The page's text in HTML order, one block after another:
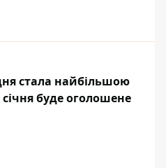
стала найбільшою
буде оголошене